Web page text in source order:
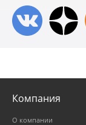
Компания
О компании